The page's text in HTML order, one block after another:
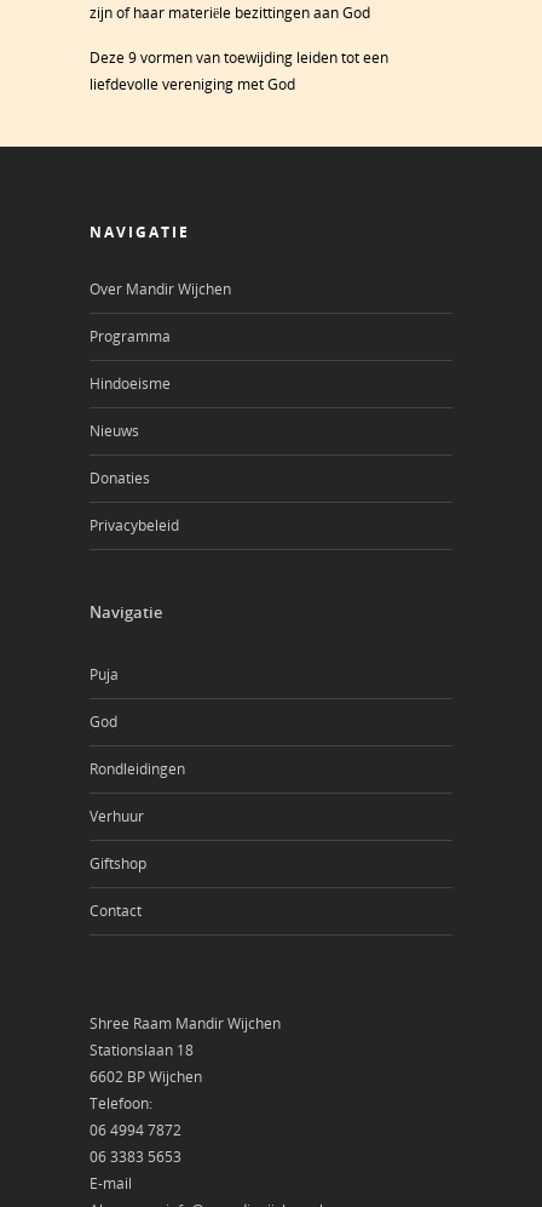
zijn of haar materiële bezittingen aan God
Deze 9 vormen van toewijding leiden tot een
liefdevolle vereniging met God
NAVIGATIE
Over Mandir Wijchen
Programma
Hindoeisme
Nieuws
Donaties
Privacybeleid
Navigatie
Puja
God
Rondleidingen
Verhuur
Giftshop
Contact
Shree Raam Mandir Wijchen
Stationslaan 18
6602 BP Wijchen
Telefoon:
06 4994 7872
06 3383 5653
E-mail